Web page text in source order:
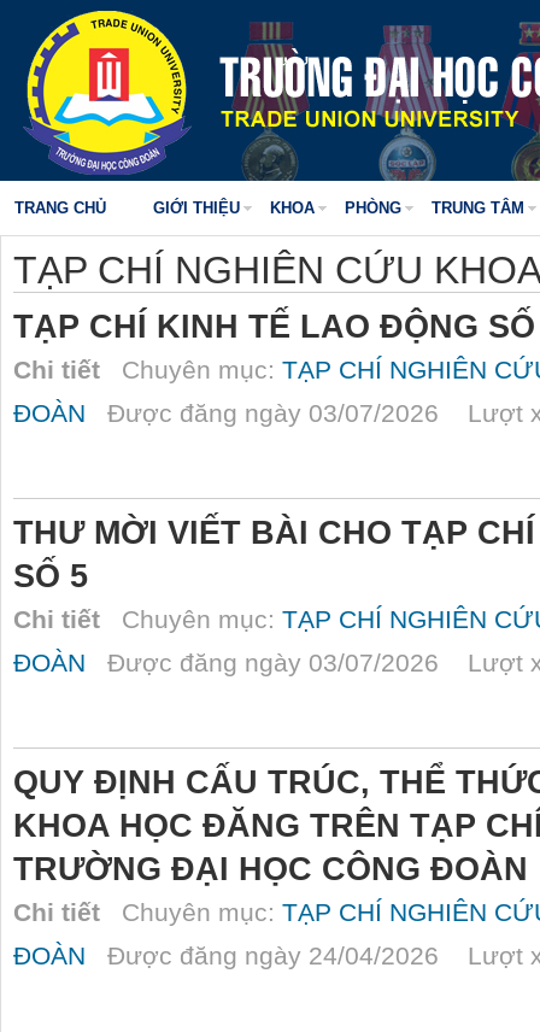
TRANG CHỦ GIỚI THIỆU KHOA PHÒNG TRUNG TÂM
TẠP CHÍ NGHIÊN CỨU
TẠP CHÍ KINH TẾ LAO ĐỘNG
Chi tiết Chuyên mục: TẠP CHÍ NGHIÊN
ĐOÀN Được đăng ngày 03/07/2026 Lượt
THƯ MỜI VIẾT BÀI CHO TẠP
SỐ 5
Chi tiết Chuyên mục: TẠP CHÍ NGHIÊN
ĐOÀN Được đăng ngày 03/07/2026 Lượt
QUY ĐỊNH CẤU TRÚC, THỂ
KHOA HỌC ĐĂNG TRÊN TẠP
TRƯỜNG ĐẠI HỌC CÔNG ĐOÀN
Chi tiết Chuyên mục: TẠP CHÍ NGHIÊN
ĐOÀN Được đăng ngày 24/04/2026 Lượt